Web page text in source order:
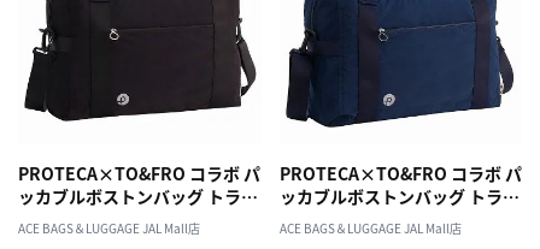
PROTECA×TO&FRO コラボ パ
ッカブルボストンバッグ トラベ
ル FUU-PACK B 軽量 撥水加工
ACE BAGS＆LUGGAGE JAL Mall店
PROTECA×TO&FRO コラボ パ
ッカブルボストンバッグ トラベ
ル FUU-PACK B 軽量 撥水加工
ACE BAGS＆LUGGAGE JAL Mall店